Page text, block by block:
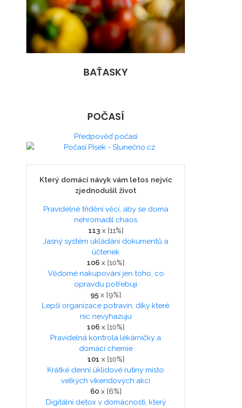
BAŤASKY
POČASÍ
Předpověď počasí
Který domácí návyk vám letos nejvíc
zjednodušil život
Pravidelné třídění věcí, aby se doma
nehromadil chaos
113x [11%]
Jasný systém ukládání dokumentů a
účtenek
106 x [10%]
Vědomé nakupování jen toho, co
opravdu potřebuji
95 x [9%]
Lepší organizace potravin, díky které
nic nevyhazuju
106 x [10%]
Pravidelná kontrola lékárničky a
domácí chemie
101 x [10%]
Krátké denní úklidové rutiny místo
velkých víkendových akcí
60x [6%]
Digitální detox v domácnosti, který